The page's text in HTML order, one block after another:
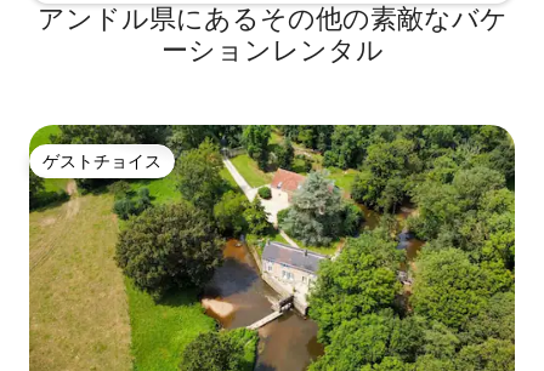
アンドル県にあるその他の素敵なバケ
ーションレンタル
ゲストチョイス
ゲストチョイス